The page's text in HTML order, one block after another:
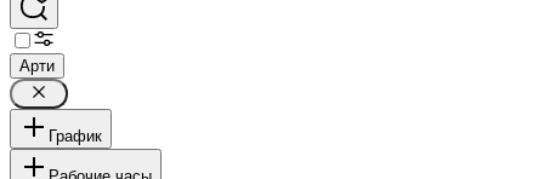
Арти
График